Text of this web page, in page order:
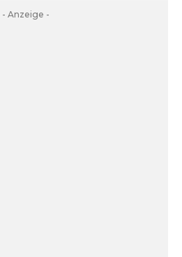
- Anzeige -